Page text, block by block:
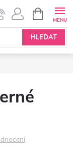
HLEDAT
NÁKUPNÍ
KOŠÍK